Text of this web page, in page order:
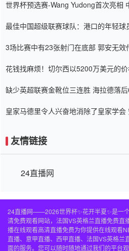
世界杯预选赛-Wang Yudong首次亮相
最佳中国超级联赛球队：港口的年轻球
3场比赛中有23张射门在底部 郭安无效
花钱找麻烦！切尔西以5200万美元的
缺少英超联赛金靴位三连胜 海拉德落
皇家马德里令人兴奋地消除了皇家学会
友情链接
24直播网
24直播网——2026世界杯✨花开半夏✨是一
清免费观看网站，法国VS英格兰直播免费直
播在线观看高清直播免费为你提供在线观看
直播、意甲直播、西甲直播、法国VS英格兰
面的服务。您可以随时随地通过我们的平台